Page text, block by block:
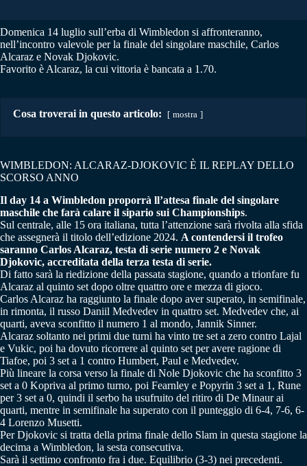
Domenica 14 luglio sull’erba di Wimbledon si affronteranno,
nell’incontro valevole per la finale del singolare maschile, Carlos
Alcaraz e Novak Djokovic.
Favorito è Alcaraz, la cui vittoria è bancata a 1.70.
Cosa troverai in questo articolo: mostra
WIMBLEDON: ALCARAZ-DJOKOVIC È IL REPLAY DELLO
SCORSO ANNO
Il day 14 a Wimbledon proporrà ll’attesa finale del singolare
maschile che farà calare il sipario sui Championships.
Sul centrale, alle 15 ora italiana, tutta l’attenzione sarà rivolta alla sfida
che assegnerà il titolo dell’edizione 2024. A contendersi il trofeo
saranno Carlos Alcaraz, testa di serie numero 2 e Novak
Djokovic, accreditata della terza testa di serie.
Di fatto sarà la riedizione della passata stagione, quando a trionfare fu
Alcaraz al quinto set dopo oltre quattro ore e mezza di gioco.
Carlos Alcaraz ha raggiunto la finale dopo aver superato, in semifinale,
in rimonta, il russo Daniil Medvedev in quattro set. Medvedev che, ai
quarti, aveva sconfitto il numero 1 al mondo, Jannik Sinner.
Alcaraz soltanto nei primi due turni ha vinto tre set a zero contro Lajal
e Vukic, poi ha dovuto ricorrere al quinto set per avere ragione di
Tiafoe, poi 3 set a 1 contro Humbert, Paul e Medvedev.
Più lineare la corsa verso la finale di Nole Djokovic che ha sconfitto 3
set a 0 Kopriva al primo turno, poi Fearnley e Popyrin 3 set a 1, Rune
per 3 set a 0, quindi il serbo ha usufruito del ritiro di De Minaur ai
quarti, mentre in semifinale ha superato con il punteggio di 6-4, 7-6, 6-
4 Lorenzo Musetti.
Per Djokovic si tratta della prima finale dello Slam in questa stagione la
decima a Wimbledon, la sesta consecutiva.
Sarà il settimo confronto fra i due. Equilibrio (3-3) nei precedenti.